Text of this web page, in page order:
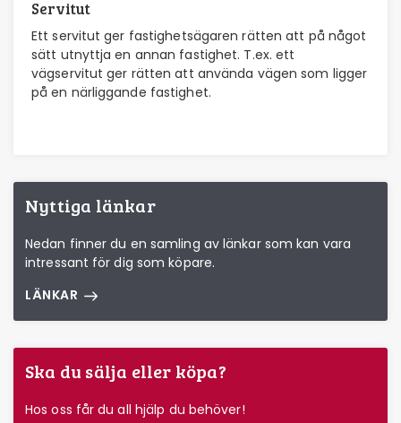
Servitut
Ett servitut ger fastighetsägaren rätten att på något
sätt utnyttja en annan fastighet. T.ex. ett
vägservitut ger rätten att använda vägen som ligger
på en närliggande fastighet.
Nyttiga länkar
Nedan finner du en samling av länkar som kan vara
intressant för dig som köpare.
LÄNKAR
Ska du sälja eller köpa?
Hos oss får du all hjälp du behöver!